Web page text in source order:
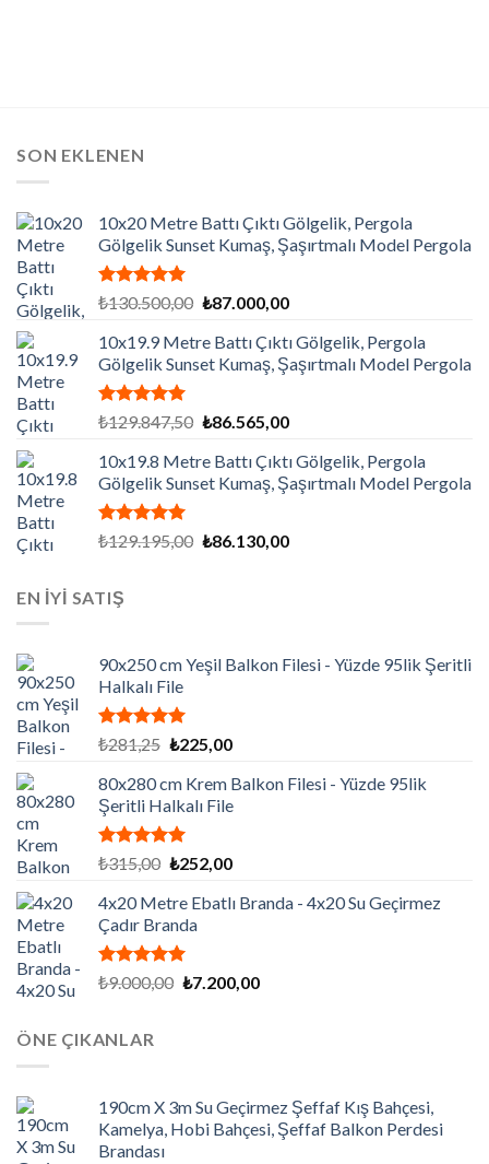
SON EKLENEN
10x20 Metre Battı Çıktı Gölgelik, Pergola
Gölgelik Sunset Kumaş, Şaşırtmalı Model Pergola
5 üzerinden
aldı
₺130.500,00 Orijinal
₺130.500,00.
₺87.000,00Şu
fiyat:
₺87.000,00.
10x19.9 Metre Battı Çıktı Gölgelik, Pergola
Gölgelik Sunset Kumaş, Şaşırtmalı Model Pergola
5 üzerinden
aldı
₺129.847,50 Orijinal
₺129.847,50.
₺86.565,00Şu
fiyat:
₺86.565,00.
10x19.8 Metre Battı Çıktı Gölgelik, Pergola
Gölgelik Sunset Kumaş, Şaşırtmalı Model Pergola
5 üzerinden
₺129.195,00 Orijinal
₺86.130,00Şu
EN İYİ SATIŞ
90x250 cm Yeşil Balkon Filesi - Yüzde 95lik Şeritli
Halkalı File
5 üzerinden
oy
aldı
₺281,25 Orijinal
₺281,25.
₺225,00Şu
fiyat:
₺225,00.
80x280 cm Krem Balkon Filesi - Yüzde 95lik
Şeritli Halkalı File
5 üzerinden
oy
aldı
₺315,00 Orijinal
₺315,00.
₺252,00Şu
fiyat:
4x20 Metre Ebatlı Branda - 4x20 Su Geçirmez
Çadır Branda
5 üzerinden
oy
₺9.000,00 Orijinal
₺7.200,00Şu
ÖNE ÇIKANLAR
190cm X 3m Su Geçirmez Şeffaf Kış Bahçesi,
Kamelya, Hobi Bahçesi, Şeffaf Balkon Perdesi
Brandası